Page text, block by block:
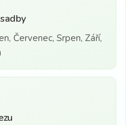
Červenec, Srpen, Září,